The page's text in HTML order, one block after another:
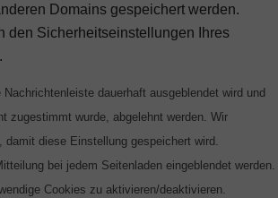
Domains gespeichert werden.
den Sicherheitseinstellungen Ihres
dauerhaft ausgeblendet wird und
zugestimmt wurde, abgelehnt werden. Wir
damit diese Einstellung gespeichert wird.
bei jedem Seitenladen eingeblendet werden.
Cookies zu aktivieren/deaktivieren.